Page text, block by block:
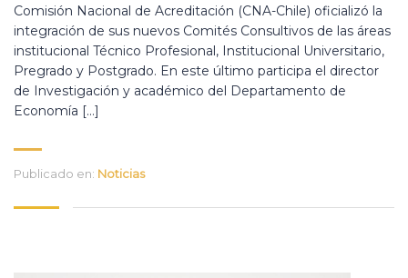
Comisión Nacional de Acreditación (CNA-Chile) oficializó la
integración de sus nuevos Comités Consultivos de las áreas
institucional Técnico Profesional, Institucional Universitario,
Pregrado y Postgrado. En este último participa el director
de Investigación y académico del Departamento de
Economía […]
Publicado en: Noticias